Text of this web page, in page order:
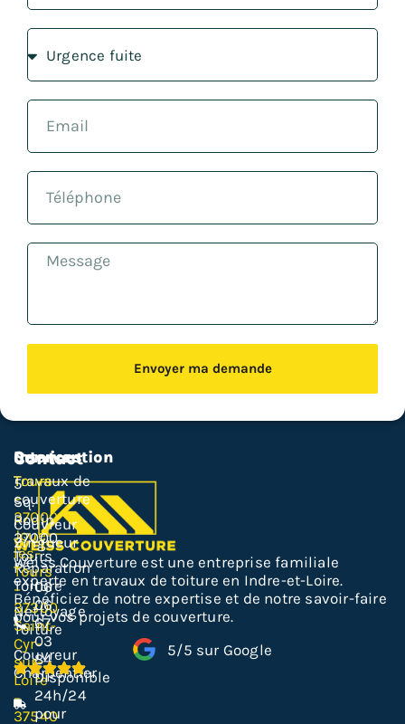
Envoyer ma demande
Weiss Couverture est une entreprise familiale
experte en travaux de toiture en Indre-et-Loire.
Bénéficiez de notre expertise et de notre savoir-faire
pour vos projets de couverture.
5/5 sur Google
Services
Travaux de
couverture
Couvreur
Zingueur
Réparation
Toiture
Nettoyage
Toiture
Couvreur
Charpentier
Intervention
Tours
–
37000
Joué-
lès-
Tours
–
37300
Saint-
Cyr-
sur-
Loire
–
37540
Contact
5
Sq.
Rodin,
37000
Tours
06
06
67
03
84
Disponible
24h/24
pour